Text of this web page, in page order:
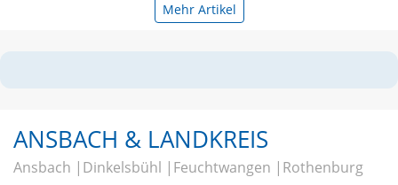
Mehr Artikel
ANSBACH & LANDKREIS
Ansbach Dinkelsbühl Feuchtwangen Rothenburg